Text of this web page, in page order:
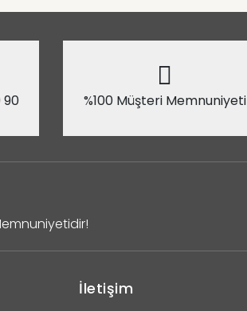
90 %100 Müşteri Memnuniyeti
İletişim